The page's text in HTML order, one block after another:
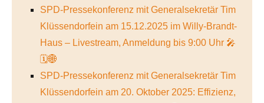
SPD-Pressekonferenz mit Generalsekretär Tim
Klüssendorfein am 15.12.2025 im Willy-Brandt-
Haus – Livestream, Anmeldung bis 9:00 Uhr 🎤
🗓️🌐
SPD-Pressekonferenz mit Generalsekretär Tim
Klüssendorfein am 20. Oktober 2025: Effizienz,